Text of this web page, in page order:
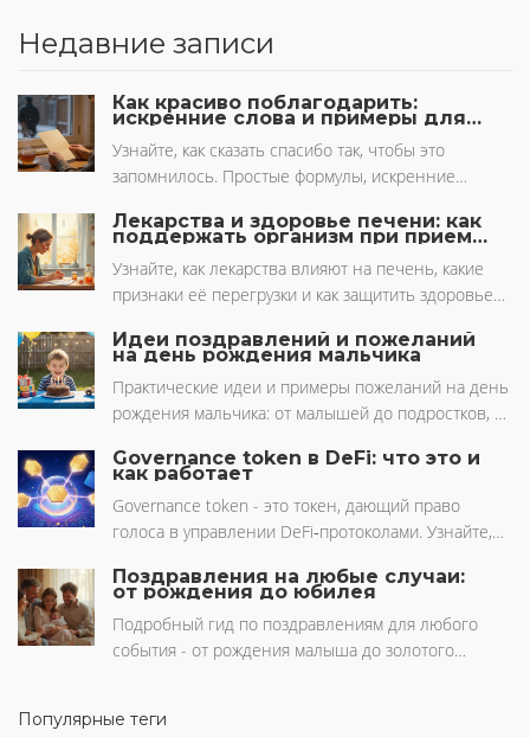
Недавние записи
Как красиво поблагодарить:
искренние слова и примеры для
Узнайте, как сказать спасибо так, чтобы это
запомнилось. Простые формулы, искренние
благодарность в глубокую связь.
Лекарства и здоровье печени: как
поддержать организм при приеме
Узнайте, как лекарства влияют на печень, какие
признаки её перегрузки и как защитить здоровье
свежие данные и простые шаги.
Идеи поздравлений и пожеланий
на день рождения мальчика
Практические идеи и примеры пожеланий на день
рождения мальчика: от малышей до подростков, с
вариантов.
Governance token в DeFi: что это и
как работает
Governance token - это токен, дающий право
голоса в управлении DeFi‑протоколами. Узнайте,
распределяются, в чём их отличие от
Поздравления на любые случаи:
от рождения до юбилея
Подробный гид по поздравлениям для любого
события - от рождения малыша до золотого
Популярные теги